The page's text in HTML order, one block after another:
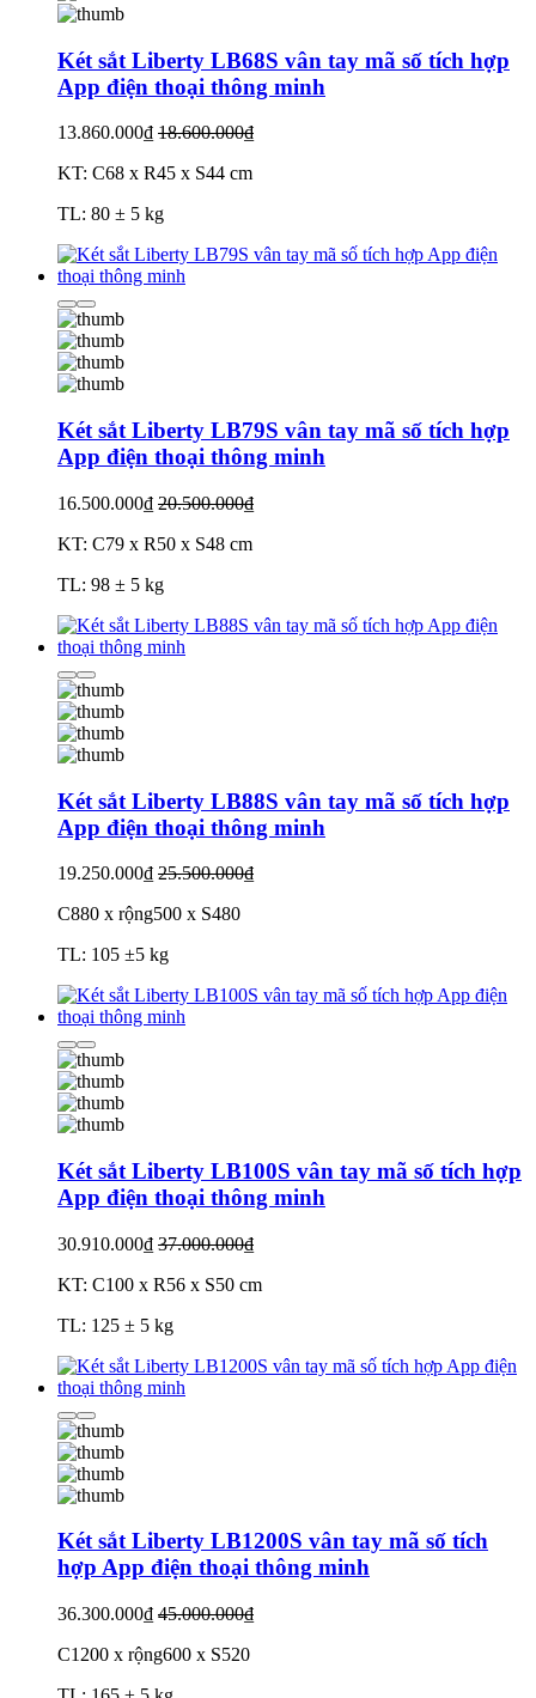
Két sắt Liberty LB68S vân tay mã số tích hợp
App điện thoại thông minh
13.860.000₫ 18.600.000₫
KT: C68 x R45 x S44 cm
TL: 80 ± 5 kg
Két sắt Liberty LB79S vân tay mã số tích hợp
App điện thoại thông minh
16.500.000₫ 20.500.000₫
KT: C79 x R50 x S48 cm
TL: 98 ± 5 kg
Két sắt Liberty LB88S vân tay mã số tích hợp
App điện thoại thông minh
19.250.000₫ 25.500.000₫
C880 x rộng500 x S480
TL: 105 ±5 kg
Két sắt Liberty LB100S vân tay mã số tích hợp
App điện thoại thông minh
30.910.000₫ 37.000.000₫
KT: C100 x R56 x S50 cm
TL: 125 ± 5 kg
Két sắt Liberty LB1200S vân tay mã số tích
hợp App điện thoại thông minh
36.300.000₫ 45.000.000₫
C1200 x rộng600 x S520